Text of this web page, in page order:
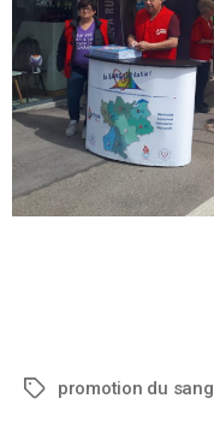
promotion du sang